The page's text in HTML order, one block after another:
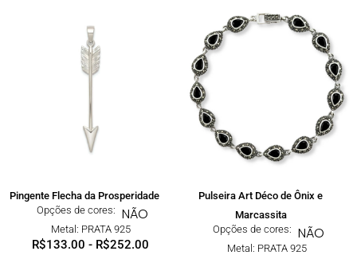
Pingente Flecha da Prosperidade
Opções de cores: NÃO
Metal: PRATA 925
R$133.00 - R$252.00
Pulseira Art Déco de Ônix e
Marcassita
Opções de cores: NÃO
Metal: PRATA 925